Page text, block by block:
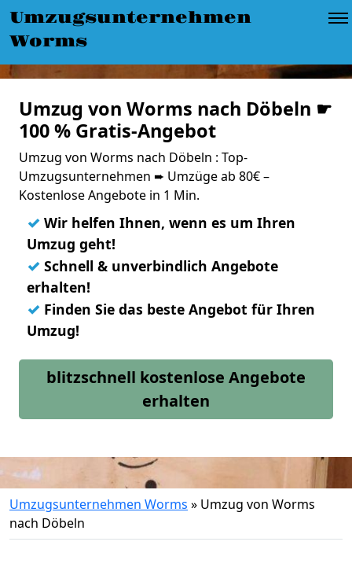
Umzugsunternehmen
Worms
Umzug von Worms nach Döbeln ☛
100 % Gratis-Angebot
Umzug von Worms nach Döbeln : Top-
Umzugsunternehmen ➨ Umzüge ab 80€ –
Kostenlose Angebote in 1 Min.
✓ Wir helfen Ihnen, wenn es um Ihren
Umzug geht!
✓ Schnell & unverbindlich Angebote
erhalten!
✓ Finden Sie das beste Angebot für Ihren
Umzug!
blitzschnell kostenlose Angebote
erhalten
Umzugsunternehmen Worms » Umzug von Worms
nach Döbeln